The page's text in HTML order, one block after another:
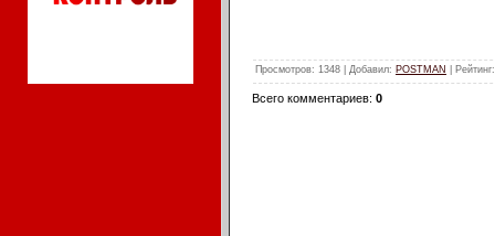
Просмотров: 1348 | Добавил: POSTMAN Рейтинг
Всего комментариев: 0